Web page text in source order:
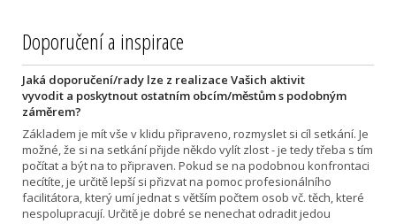
Doporučení a inspirace
Jaká doporučení/rady lze z realizace Vašich aktivit
vyvodit a poskytnout ostatním obcím/městům s podobným
záměrem?
Základem je mít vše v klidu připraveno, rozmyslet si cíl setkání. Je
možné, že si na setkání přijde někdo vylít zlost - je tedy třeba s tím
počítat a být na to připraven. Pokud se na podobnou konfrontaci
necítíte, je určitě lepší si přizvat na pomoc profesionálního
facilitátora, který umí jednat s větším počtem osob vč. těch, které
nespolupracují. Určitě je dobré se nenechat odradit jedou